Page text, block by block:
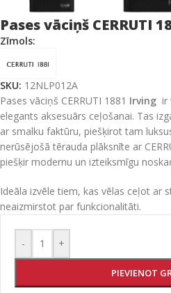
Pases vāciņš CERRUTI
Zīmols:
SKU: 12NLP012A
Pases vāciņš CERRUTI 1881 Irving ir
elegants aksesuārs ceļošanai. Tas
ar smalku faktūru, piešķirot tam
nerūsējošā tērauda plāksnīte ar
piešķir modernu un izteiksmīgu
Ideāla izvēle tiem, kas vēlas ceļot ar
neaizmirstot par funkcionalitāti.
- +
PIEVIENOT